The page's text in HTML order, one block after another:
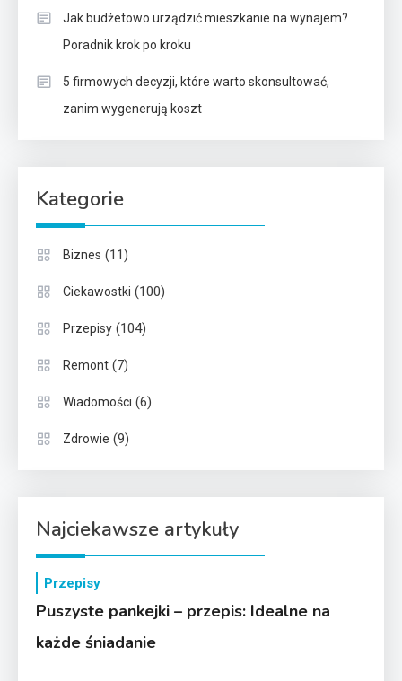
Jak budżetowo urządzić mieszkanie na wynajem?
Poradnik krok po kroku
5 firmowych decyzji, które warto skonsultować,
zanim wygenerują koszt
Kategorie
Biznes (11)
Ciekawostki (100)
Przepisy (104)
Remont (7)
Wiadomości (6)
Zdrowie (9)
Najciekawsze artykuły
Przepisy
Puszyste pankejki – przepis: Idealne na
każde śniadanie